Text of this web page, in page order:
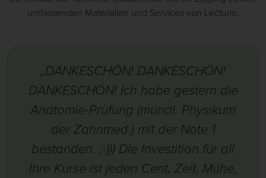
umfassenden Materialien und Services von Lecturio.
„DANKESCHÖN! DANKESCHÖN!
DANKESCHÖN! Ich habe gestern die
Anatomie-Prüfung (mündl. Physikum
der Zahnmed.) mit der Note 1
bestanden. :-))) Die Investition für all
Ihre Kurse ist jeden Cent, Zeit, Mühe,